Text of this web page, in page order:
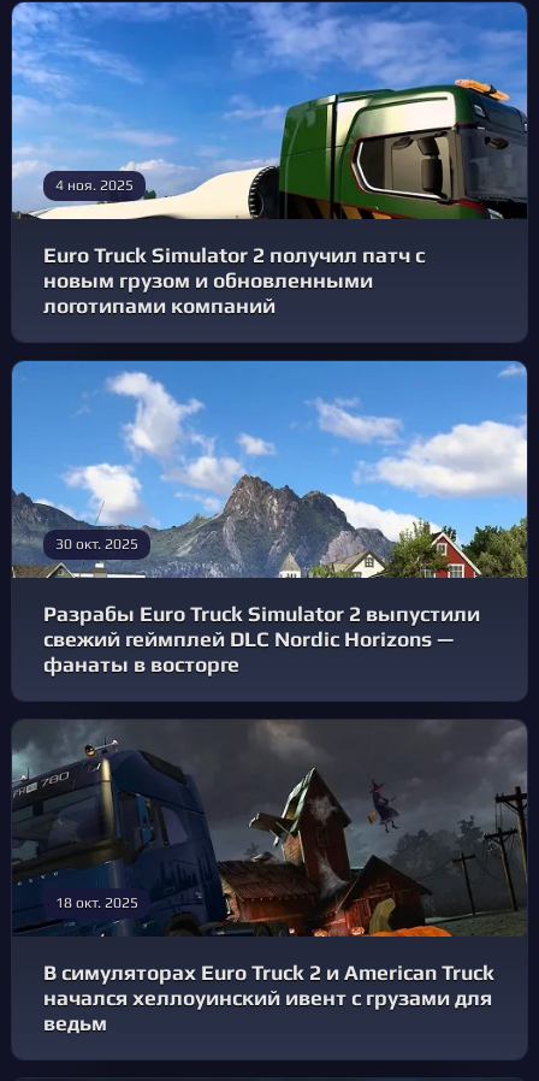
4 ноя. 2025
Euro Truck Simulator 2 получил патч с
новым грузом и обновленными
логотипами компаний
30 окт. 2025
Разрабы Euro Truck Simulator 2 выпустили
свежий геймплей DLC Nordic Horizons —
фанаты в восторге
18 окт. 2025
В симуляторах Euro Truck 2 и American Truck
начался хеллоуинский ивент с грузами для
ведьм